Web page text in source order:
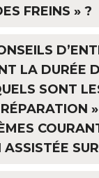
FREINS » ?
LA DURÉE
SONT